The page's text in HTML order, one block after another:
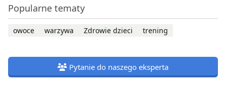
Popularne tematy
owoce warzywa Zdrowie dzieci trening
Pytanie do naszego eksperta